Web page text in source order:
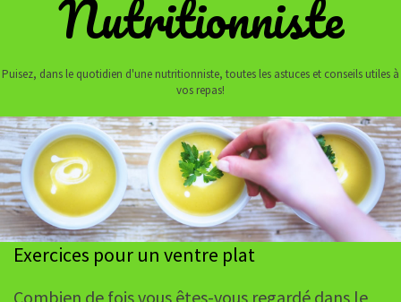
Nutritionniste
Puisez, dans le quotidien d'une nutritionniste, toutes les astuces et conseils utiles à
vos repas!
Exercices pour un ventre plat
Combien de fois vous êtes-vous regardé dans le